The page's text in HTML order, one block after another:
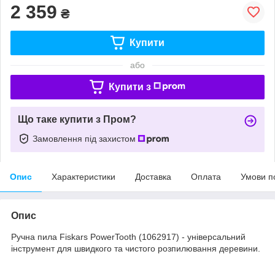
2 359 ₴
Купити
або
Купити з
Що таке купити з Пром?
Замовлення під захистом
Опис Характеристики Доставка Оплата Умови
Опис
Ручна пила Fiskars PowerTooth (1062917) - універсальний
інструмент для швидкого та чистого розпилювання деревини.